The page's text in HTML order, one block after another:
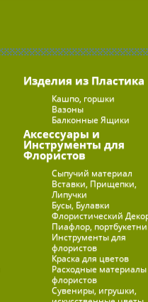
Изделия из Пластика
Кашпо, горшки
Вазоны
Балконные Ящики
Аксессуары и
Инструменты для
Флористов
Сыпучий материал
Вставки, Прищепки,
Липучки
Бусы, Булавки
Флористический
Пиафлор,
Инструменты для
флористов
Краска для цветов
Расходные
флористов
Сувениры, игрушки,